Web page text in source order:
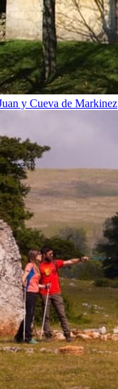
y Cueva de Markinez